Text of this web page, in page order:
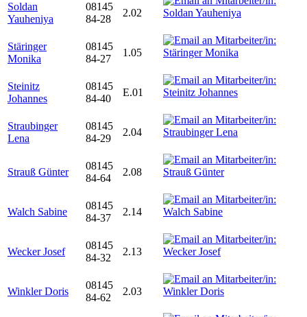
Soldan
Yauheniya
08145
84-28
2.02
Stäringer
Monika
08145
84-27
1.05
Steinitz
Johannes
08145
84-40
E.01
Straubinger
Lena
08145
84-29
2.04
Strauß Günter
08145
84-64
2.08
Walch Sabine
08145
84-37
2.14
Wecker Josef
08145
84-32
2.13
Winkler Doris
08145
84-62
2.03